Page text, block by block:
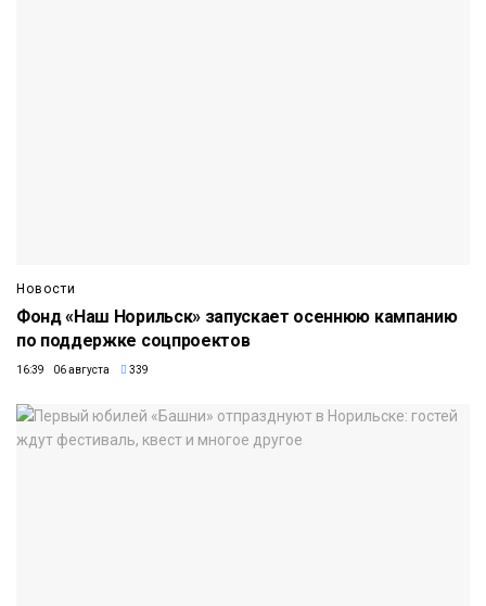
Новости
Фонд «Наш Норильск» запускает осеннюю кампанию
по поддержке соцпроектов
16:39 06 августа 339